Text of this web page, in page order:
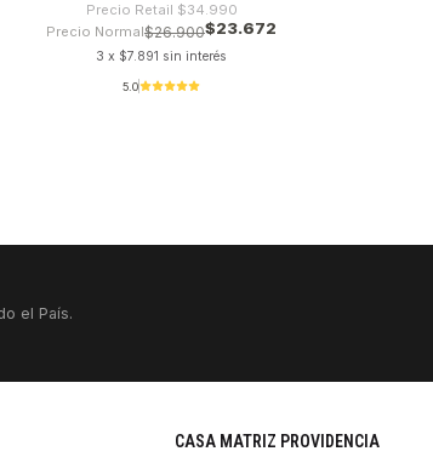
Precio Retail $34.990
Precio Normal$26.900$23.672
3 x $7.891 sin interés
5.0
el País.
CASA MATRIZ PROVIDENCIA